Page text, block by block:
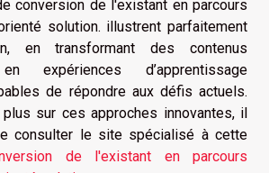
conversion de l'existant en parcours
solution. illustrent parfaitement
en transformant des contenus
expériences d’apprentissage
de répondre aux défis actuels.
sur ces approches innovantes, il
consulter le site spécialisé à cette
de l'existant en parcours